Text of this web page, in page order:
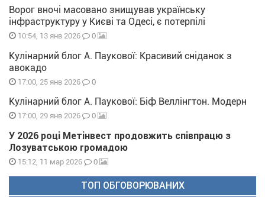
Ворог вночі масовано знищував українську
інфраструктуру у Києві та Одесі, є потерпілі
10:54, 13 янв 2026 0
Кулінарний блог А. Паукової: Красивий сніданок з
авокадо
17:00, 25 янв 2026 0
Кулінарний блог А. Паукової: Біф Веллінгтон. Модерн
17:00, 29 янв 2026 0
У 2026 році Метінвест продовжить співпрацю з
Лозуватською громадою
15:12, 11 мар 2026 0
ТОП ОБГОВОРЮВАНИХ